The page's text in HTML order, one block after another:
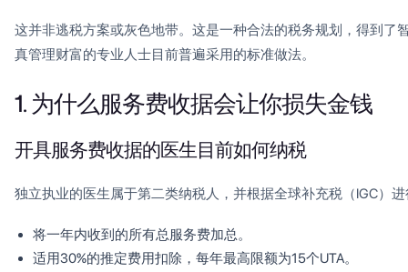
这并非逃税方案或灰色地带。这是一种合法的税务规划，得到了
真管理财富的专业人士目前普遍采用的标准做法。
1. 为什么服务费收据会让你损失金钱
开具服务费收据的医生目前如何纳税
独立执业的医生属于第二类纳税人，并根据全球补充税（IGC）
将一年内收到的所有总服务费加总。
适用30%的推定费用扣除，每年最高限额为15个UTA。